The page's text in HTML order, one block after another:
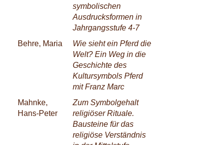
symbolischen
Ausdrucksformen in
Jahrgangsstufe 4-7
Behre, Maria
Wie sieht ein Pferd die
Welt? Ein Weg in die
Geschichte des
Kultursymbols Pferd
mit Franz Marc
Mahnke,
Hans-Peter
Zum Symbolgehalt
religiöser Rituale.
Bausteine für das
religiöse Verständnis